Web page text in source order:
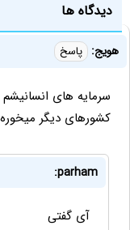
دیدگاه ها
هویج: پاسخ
سرمایه های
کشورهای دیگر
parham:
آی گفتی